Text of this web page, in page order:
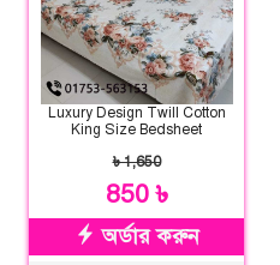
Luxury Design Twill Cotton
King Size Bedsheet
৳ 1,650
850 ৳
অর্ডার করুন